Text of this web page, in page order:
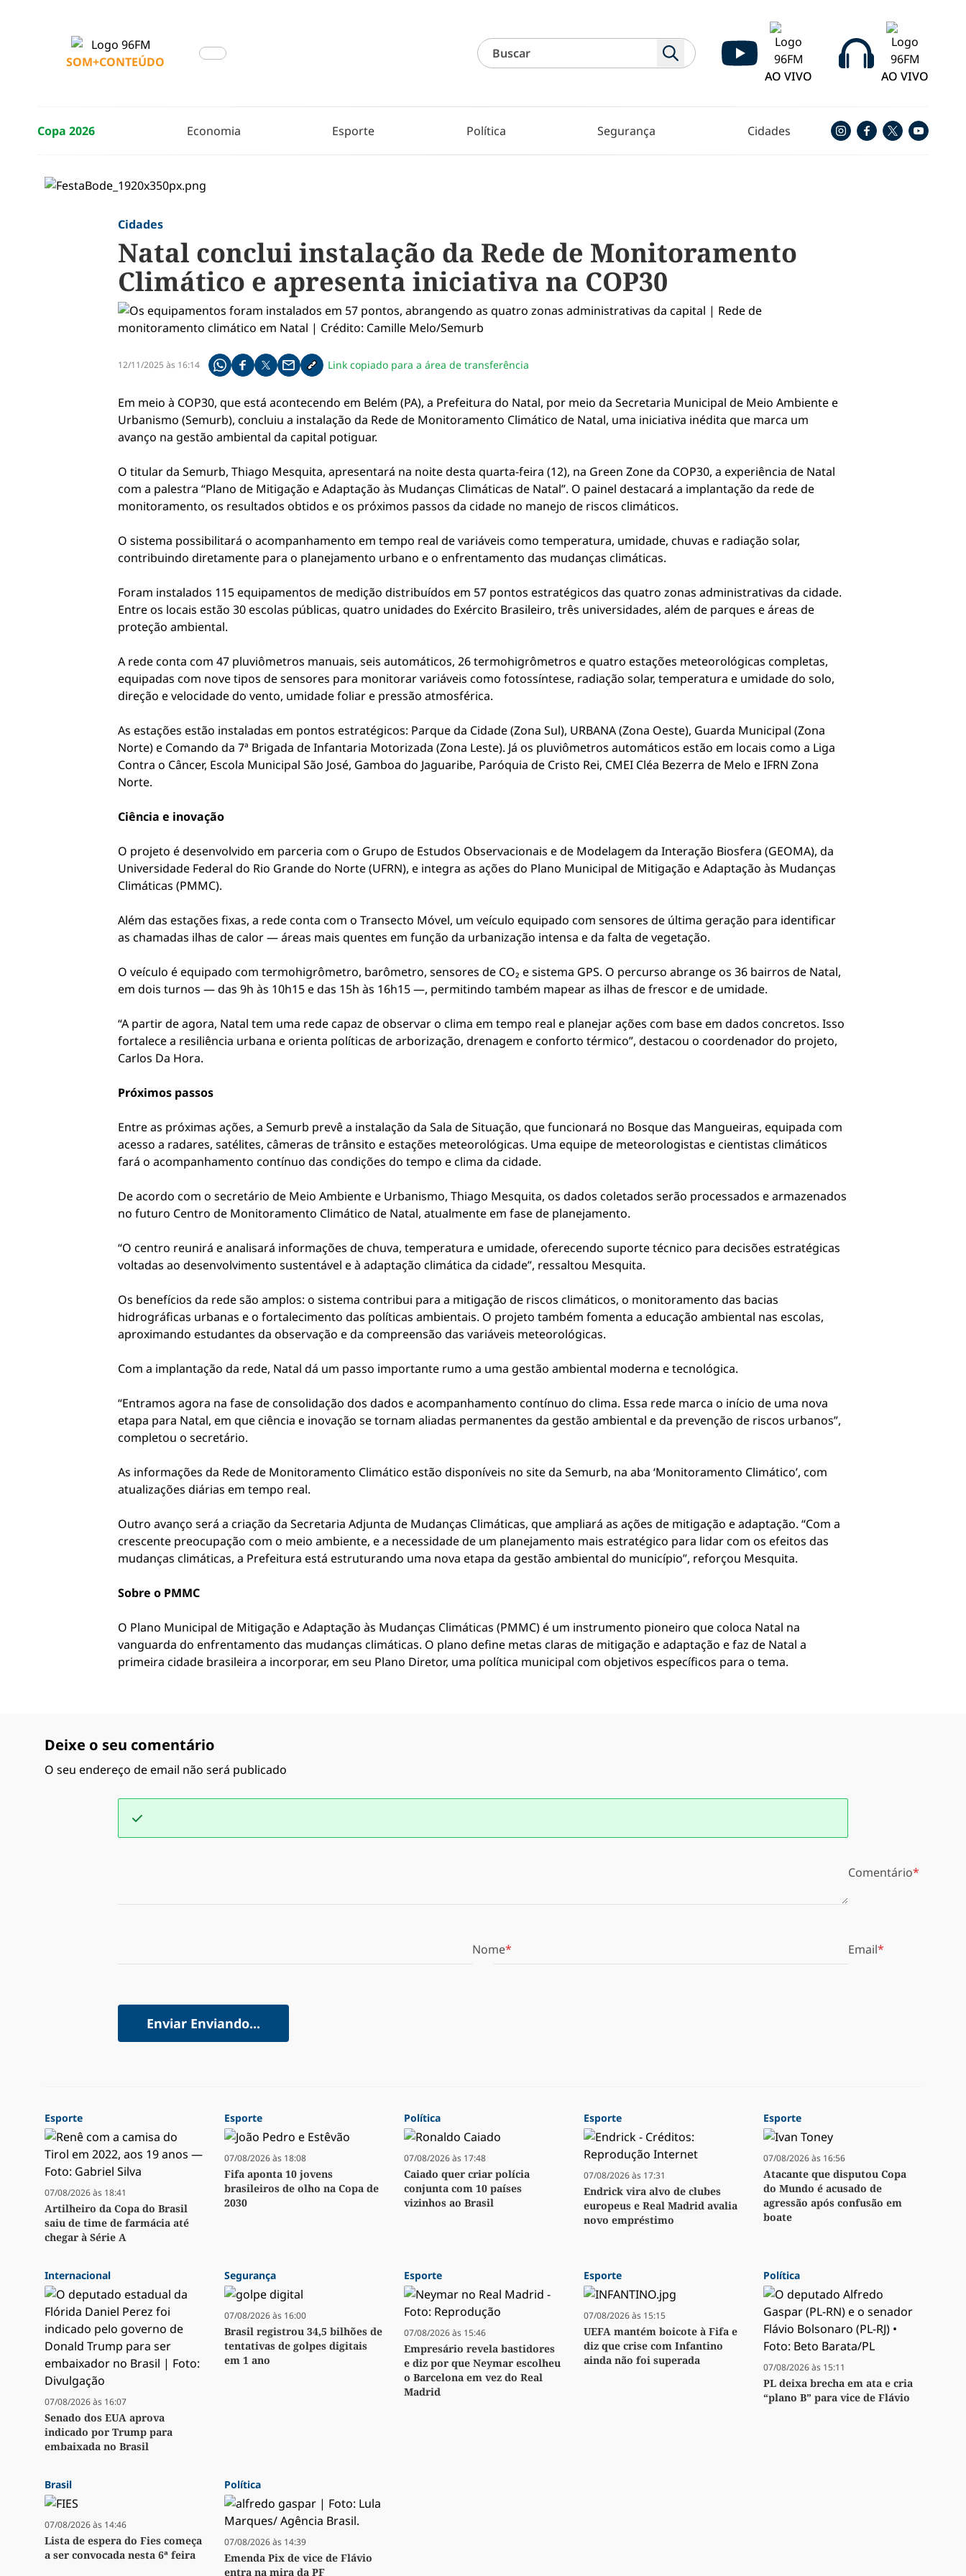
SOM+CONTEÚDO
AO VIVO
AO VIVO
Copa 2026 Economia Esporte Política Segurança Cidades
Cidades
Natal conclui instalação da Rede de Monitoramento
Climático e apresenta iniciativa na COP30
12/11/2025 às 16:14 Compartilhe pelo whatsapp
Compartilhar no facebook
Compartilhar no twitter
Compartilhe pelo email
Copiar link da notícia
Link copiado para a área de transferência
Em meio à COP30, que está acontecendo em Belém (PA), a Prefeitura do Natal, por meio da Secretaria Municipal de Meio Ambiente e
Urbanismo (Semurb), concluiu a instalação da Rede de Monitoramento Climático de Natal, uma iniciativa inédita que marca um
avanço na gestão ambiental da capital potiguar.
O titular da Semurb, Thiago Mesquita, apresentará na noite desta quarta-feira (12), na Green Zone da COP30, a experiência de Natal
com a palestra “Plano de Mitigação e Adaptação às Mudanças Climáticas de Natal”. O painel destacará a implantação da rede de
monitoramento, os resultados obtidos e os próximos passos da cidade no manejo de riscos climáticos.
O sistema possibilitará o acompanhamento em tempo real de variáveis como temperatura, umidade, chuvas e radiação solar,
contribuindo diretamente para o planejamento urbano e o enfrentamento das mudanças climáticas.
Foram instalados 115 equipamentos de medição distribuídos em 57 pontos estratégicos das quatro zonas administrativas da cidade.
Entre os locais estão 30 escolas públicas, quatro unidades do Exército Brasileiro, três universidades, além de parques e áreas de
proteção ambiental.
A rede conta com 47 pluviômetros manuais, seis automáticos, 26 termohigrômetros e quatro estações meteorológicas completas,
equipadas com nove tipos de sensores para monitorar variáveis como fotossíntese, radiação solar, temperatura e umidade do solo,
direção e velocidade do vento, umidade foliar e pressão atmosférica.
As estações estão instaladas em pontos estratégicos: Parque da Cidade (Zona Sul), URBANA (Zona Oeste), Guarda Municipal (Zona
Norte) e Comando da 7ª Brigada de Infantaria Motorizada (Zona Leste). Já os pluviômetros automáticos estão em locais como a Liga
Contra o Câncer, Escola Municipal São José, Gamboa do Jaguaribe, Paróquia de Cristo Rei, CMEI Cléa Bezerra de Melo e IFRN Zona
Norte.
Ciência e inovação
O projeto é desenvolvido em parceria com o Grupo de Estudos Observacionais e de Modelagem da Interação Biosfera (GEOMA), da
Universidade Federal do Rio Grande do Norte (UFRN), e integra as ações do Plano Municipal de Mitigação e Adaptação às Mudanças
Climáticas (PMMC).
Além das estações fixas, a rede conta com o Transecto Móvel, um veículo equipado com sensores de última geração para identificar
as chamadas ilhas de calor — áreas mais quentes em função da urbanização intensa e da falta de vegetação.
O veículo é equipado com termohigrômetro, barômetro, sensores de CO₂ e sistema GPS. O percurso abrange os 36 bairros de Natal,
em dois turnos — das 9h às 10h15 e das 15h às 16h15 —, permitindo também mapear as ilhas de frescor e de umidade.
“A partir de agora, Natal tem uma rede capaz de observar o clima em tempo real e planejar ações com base em dados concretos. Isso
fortalece a resiliência urbana e orienta políticas de arborização, drenagem e conforto térmico”, destacou o coordenador do projeto,
Carlos Da Hora.
Próximos passos
Entre as próximas ações, a Semurb prevê a instalação da Sala de Situação, que funcionará no Bosque das Mangueiras, equipada com
acesso a radares, satélites, câmeras de trânsito e estações meteorológicas. Uma equipe de meteorologistas e cientistas climáticos
fará o acompanhamento contínuo das condições do tempo e clima da cidade.
De acordo com o secretário de Meio Ambiente e Urbanismo, Thiago Mesquita, os dados coletados serão processados e armazenados
no futuro Centro de Monitoramento Climático de Natal, atualmente em fase de planejamento.
“O centro reunirá e analisará informações de chuva, temperatura e umidade, oferecendo suporte técnico para decisões estratégicas
voltadas ao desenvolvimento sustentável e à adaptação climática da cidade”, ressaltou Mesquita.
Os benefícios da rede são amplos: o sistema contribui para a mitigação de riscos climáticos, o monitoramento das bacias
hidrográficas urbanas e o fortalecimento das políticas ambientais. O projeto também fomenta a educação ambiental nas escolas,
aproximando estudantes da observação e da compreensão das variáveis meteorológicas.
Com a implantação da rede, Natal dá um passo importante rumo a uma gestão ambiental moderna e tecnológica.
“Entramos agora na fase de consolidação dos dados e acompanhamento contínuo do clima. Essa rede marca o início de uma nova
etapa para Natal, em que ciência e inovação se tornam aliadas permanentes da gestão ambiental e da prevenção de riscos urbanos”,
completou o secretário.
As informações da Rede de Monitoramento Climático estão disponíveis no site da Semurb, na aba ‘Monitoramento Climático’, com
atualizações diárias em tempo real.
Outro avanço será a criação da Secretaria Adjunta de Mudanças Climáticas, que ampliará as ações de mitigação e adaptação. “Com a
crescente preocupação com o meio ambiente, e a necessidade de um planejamento mais estratégico para lidar com os efeitos das
mudanças climáticas, a Prefeitura está estruturando uma nova etapa da gestão ambiental do município”, reforçou Mesquita.
Sobre o PMMC
O Plano Municipal de Mitigação e Adaptação às Mudanças Climáticas (PMMC) é um instrumento pioneiro que coloca Natal na
vanguarda do enfrentamento das mudanças climáticas. O plano define metas claras de mitigação e adaptação e faz de Natal a
primeira cidade brasileira a incorporar, em seu Plano Diretor, uma política municipal com objetivos específicos para o tema.
Deixe o seu comentário
O seu endereço de email não será publicado
Comentário
Nome Email
Enviar Enviando...
Esporte
07/08/2026 às 18:41
Artilheiro da Copa do Brasil
saiu de time de farmácia até
chegar à Série A
Esporte
07/08/2026 às 18:08
Fifa aponta 10 jovens
brasileiros de olho na Copa de
2030
Política
07/08/2026 às 17:48
Caiado quer criar polícia
conjunta com 10 países
vizinhos ao Brasil
Esporte
07/08/2026 às 17:31
Endrick vira alvo de clubes
europeus e Real Madrid avalia
novo empréstimo
Esporte
07/08/2026 às 16:56
Atacante que disputou Copa
do Mundo é acusado de
agressão após confusão em
boate
Internacional
07/08/2026 às 16:07
Senado dos EUA aprova
indicado por Trump para
embaixada no Brasil
Segurança
07/08/2026 às 16:00
Brasil registrou 34,5 bilhões de
tentativas de golpes digitais
em 1 ano
Esporte
07/08/2026 às 15:46
Empresário revela bastidores
e diz por que Neymar escolheu
o Barcelona em vez do Real
Madrid
Esporte
07/08/2026 às 15:15
UEFA mantém boicote à Fifa e
diz que crise com Infantino
ainda não foi superada
Política
07/08/2026 às 15:11
PL deixa brecha em ata e cria
“plano B” para vice de Flávio
Brasil
07/08/2026 às 14:46
Lista de espera do Fies começa
a ser convocada nesta 6ª feira
Política
07/08/2026 às 14:39
Emenda Pix de vice de Flávio
entra na mira da PF